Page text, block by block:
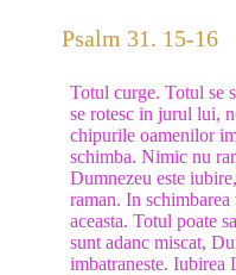
Psalm 31. 15-16
Totul curge. Totul se
se rotesc in jurul lui,
chipurile oamenilor
schimba. Nimic nu
Dumnezeu este
raman. In
aceasta. Totul poate
sunt adanc miscat,
imbatraneste. Iubirea